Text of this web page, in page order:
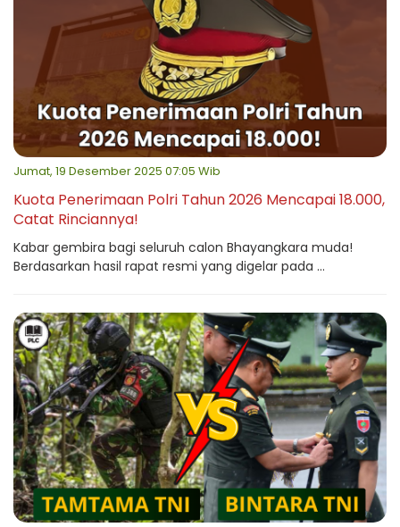
Jumat, 19 Desember 2025 07:05 Wib
Kuota Penerimaan Polri Tahun 2026 Mencapai 18.000,
Catat Rinciannya!
Kabar gembira bagi seluruh calon Bhayangkara muda!
Berdasarkan hasil rapat resmi yang digelar pada ...